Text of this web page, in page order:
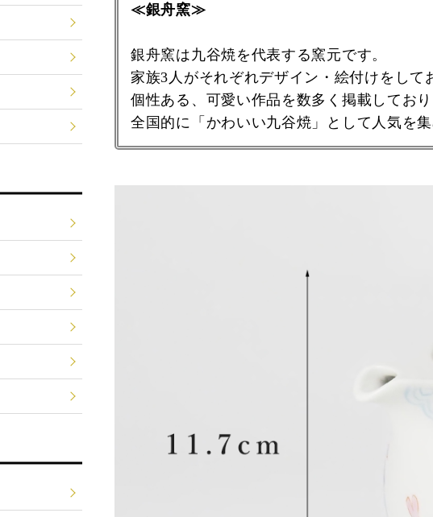
≪銀舟窯≫
銀舟窯は九谷焼を代表する窯元です。
家族3人がそれぞれデザイン・絵付けをして
個性ある、可愛い作品を数多く掲載しており
全国的に「かわいい九谷焼」として人気を集